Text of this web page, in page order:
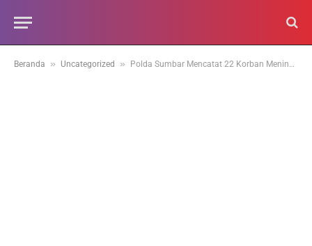
Beranda » Uncategorized » Polda Sumbar Mencatat 22 Korban Meninggal dari Bencana Sumbar